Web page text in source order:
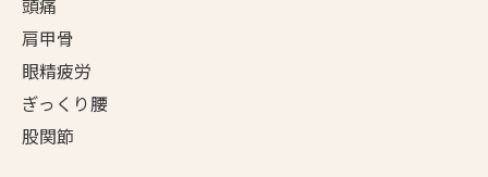
頭痛
肩甲骨
眼精疲労
ぎっくり腰
股関節